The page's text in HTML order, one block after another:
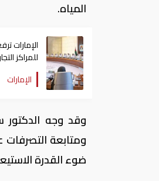
المياه.
الإمارات
وتكشف
الإمارات
وقد وجه الدكتور
ومتابعة التصرفات
ضوء القدرة